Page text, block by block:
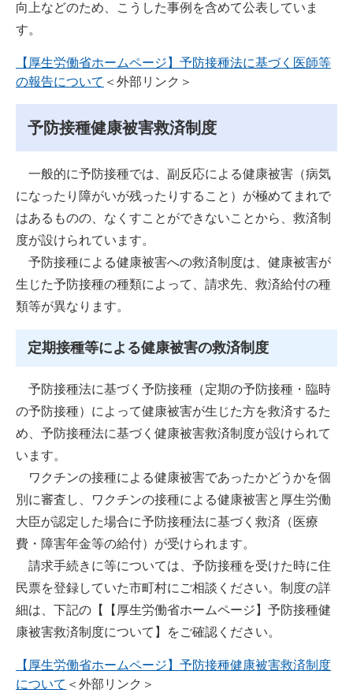
向上などのため、こうした事例を含めて公表していま
す。
【厚生労働省ホームページ】予防接種法に基づく医師等
の報告について ＜外部リンク＞
予防接種健康被害救済制度
一般的に予防接種では、副反応による健康被害（病気
になったり障がいが残ったりすること）が極めてまれで
はあるものの、なくすことができないことから、救済制
度が設けられています。
予防接種による健康被害への救済制度は、健康被害が
生じた予防接種の種類によって、請求先、救済給付の種
類等が異なります。
定期接種等による健康被害の救済制度
予防接種法に基づく予防接種（定期の予防接種・臨時
の予防接種）によって健康被害が生じた方を救済するた
め、予防接種法に基づく健康被害救済制度が設けられて
います。
ワクチンの接種による健康被害であったかどうかを個
別に審査し、ワクチンの接種による健康被害と厚生労働
大臣が認定した場合に予防接種法に基づく救済（医療
費・障害年金等の給付）が受けられます。
請求手続きに等については、予防接種を受けた時に住
民票を登録していた市町村にご相談ください。制度の詳
細は、下記の【【厚生労働省ホームページ】予防接種健
康被害救済制度について】をご確認ください。
【厚生労働省ホームページ】予防接種健康被害救済制度
について ＜外部リンク＞